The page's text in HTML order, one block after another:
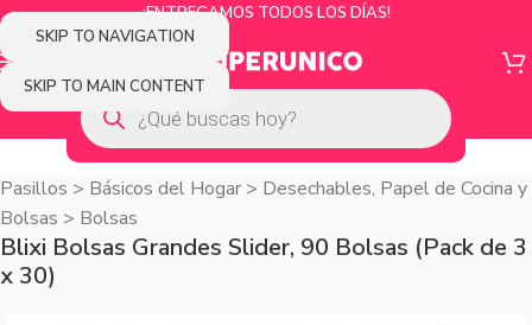
SKIP TO NAVIGATION
SKIP TO MAIN CONTENT
¡ENTREGAMOS TODOS LOS DÍAS!
Pasillos > Básicos del Hogar > Desechables, Papel de Cocina y
Bolsas > Bolsas
Blixi Bolsas Grandes Slider, 90 Bolsas (Pack de 3
x 30)